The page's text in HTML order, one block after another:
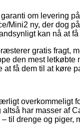
om levering
Mini2 ny, der dog
kan nå at
gratis fragt,
den mest
få dem til at køre
overkommeligt
altså har masser af
til drenge og